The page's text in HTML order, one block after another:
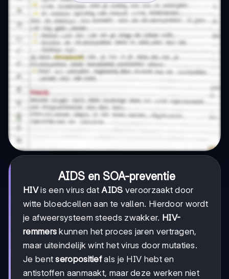
AIDS en SOA-preventie
HIVis een virus datAIDS veroorzaakt door
witte bloedcellen aan te vallen. Hierdoor wordt
je afweersysteem steeds zwakker. HIV-
remmers kunnen het proces jaren vertragen,
maar uiteindelijk wint het virus door mutaties.
Je bentseropositiefals je HIV hebt en
antistoffen aanmaakt, maar deze werken niet